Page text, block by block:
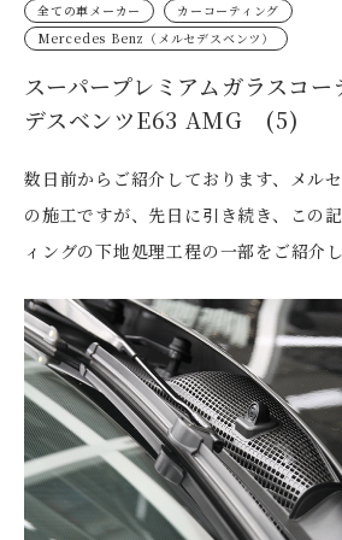
全ての車メーカー
カーコーティング
Mercedes Benz（メルセデスベンツ）
スーパープレミアムガラスコ
デスベンツE63 AMG (5)
数日前からご紹介しております、メル
の施工ですが、先日に引き続き、この
ィングの下地処理工程の一部をご紹介